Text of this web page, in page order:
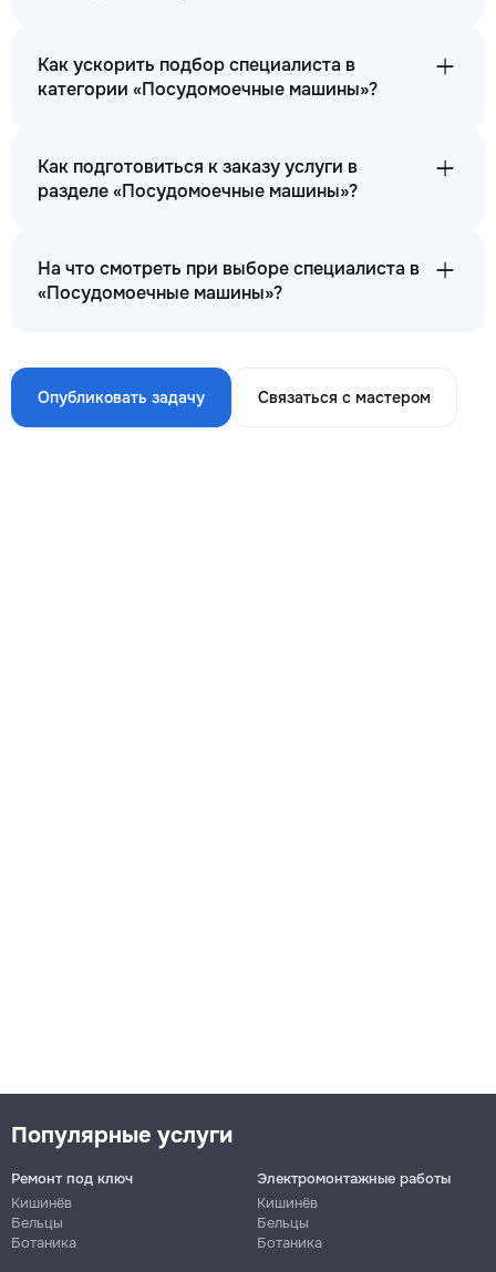
Как ускорить подбор специалиста в
категории «Посудомоечные машины»?
Как подготовиться к заказу услуги в
разделе «Посудомоечные машины»?
На что смотреть при выборе специалиста в
«Посудомоечные машины»?
Опубликовать задачу Связаться с мастером
Популярные услуги
Ремонт под ключ
Кишинёв
Бельцы
Ботаника
Электромонтажные работы
Кишинёв
Бельцы
Ботаника